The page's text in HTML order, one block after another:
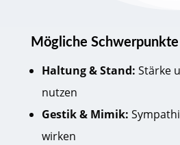
Mögliche Schwerpunkte
Haltung & Stand: Stärke
nutzen
Gestik & Mimik:
wirken